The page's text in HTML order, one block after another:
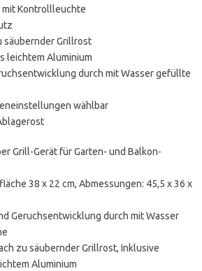
Kontrollleuchte
säubernder Grillrost
leichtem Aluminium
durch mit Wasser gefüllte
wählbar
Grill-Gerät für Garten- und Balkon-
38 x 22 cm, Abmessungen: 45,5 x 36 x
Geruchsentwicklung durch mit Wasser
zu säubernder Grillrost, Inklusive
Aluminium